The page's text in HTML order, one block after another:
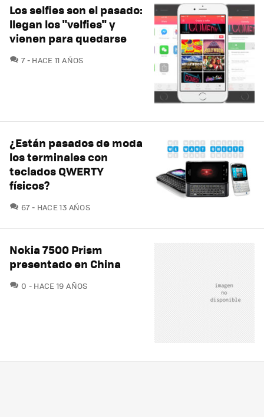
Los selfies son el pasado:
llegan los "velfies" y
vienen para quedarse
7COMENTARIOS
HACE 11 AÑOS
¿Están pasados de moda
los terminales con
teclados QWERTY
físicos?
67COMENTARIOS
HACE 13 AÑOS
Nokia 7500 Prism
presentado en China
0 COMENTARIOS
HACE 19 AÑOS